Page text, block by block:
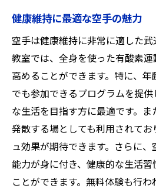
健康維持に最適な空手の魅力
空手は健康維持に非常に適した
教室では、全身を使った有酸素
高めることができます。特に、
でも参加できるプログラムを提
な生活を目指す方に最適です。
発散する場としても利用されて
ュ効果が期待できます。さらに
能力が身に付き、健康的な生活
ことができます。無料体験も行